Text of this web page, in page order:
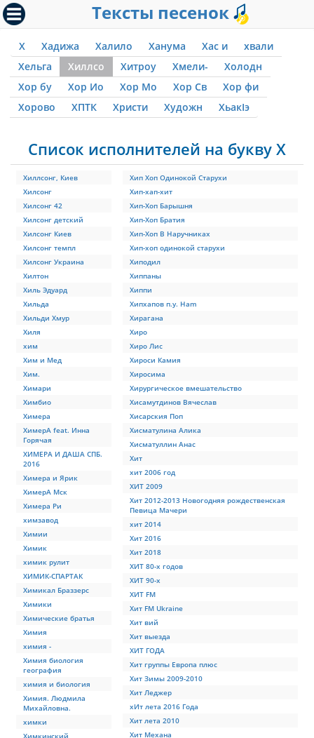
Тексты песенок
Х Хадижа Халило Ханума Хас и
хвали
Хельга
Хиллсо Хитроу Хмели-
Холодн
Хор бу
Хор Ио Хор Мо Хор Св
Хор фи
Хорово
ХПТК Христи Художн ХьакIэ
Список исполнителей на букву Х
Хиллсонг, Киев
Хилсонг
Хилсонг 42
Хилсонг детский
Хилсонг Киев
Хилсонг темпл
Хилсонг Украина
Хилтон
Хиль Эдуард
Хильда
Хильди Хмур
Хиля
хим
Хим и Мед
Хим.
Химари
Химбио
Химера
ХимерА feat. Инна
Горячая
ХИМЕРА И ДАША СПБ.
2016
Химера и Ярик
ХимерА Мск
Химера Ри
химзавод
Химии
Химик
химик рулит
ХИМИК-СПАРТАК
Химикал Браззерс
Химики
Химические братья
Химия
химия -
Химия биология
география
химия и биология
Химия. Людмила
Михайловна.
химки
Химкинский
Хип Хоп Одинокой Старухи
Хип-хап-хит
Хип-Хоп Барышня
Хип-Хоп Братия
Хип-Хоп В Наручниках
Хип-хоп одинокой старухи
Хиподил
Хиппаны
Хиппи
Хипхапов п.у. Ham
Хирагана
Хиро
Хиро Лис
Хироси Камия
Хиросима
Хирургическое вмешательство
Хисамутдинов Вячеслав
Хисарския Поп
Хисматулина Алика
Хисматуллин Анас
Хит
хит 2006 год
ХИТ 2009
Хит 2012-2013 Новогодняя рождественская
Певица Мачери
хит 2014
Хит 2016
Хит 2018
ХИТ 80-х годов
ХИТ 90-х
ХИТ FM
Хит FM Ukraine
Хит вий
Хит выезда
ХИТ ГОДА
Хит группы Европа плюс
Хит Зимы 2009-2010
Хит Леджер
хИт лета 2016 Года
Хит лета 2010
Хит Механа